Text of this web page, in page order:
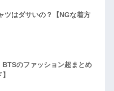
ツはダサいの？【NGな着方
BTSのファッション超まとめ